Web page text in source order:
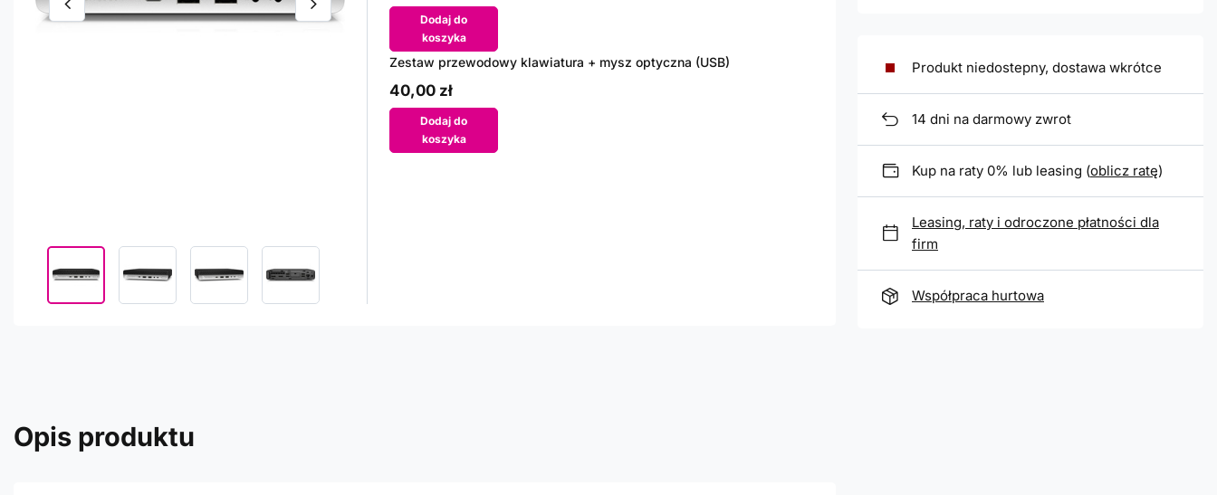
Dodaj do
koszyka
Zestaw przewodowy klawiatura + mysz optyczna (USB)
40,00 zł
Dodaj do
koszyka
Produkt niedostepny, dostawa wkrótce
14 dni na darmowy zwrot
Kup na raty 0% lub leasing (oblicz ratę)
Leasing, raty i odroczone płatności dla
firm
Współpraca hurtowa
Opis produktu